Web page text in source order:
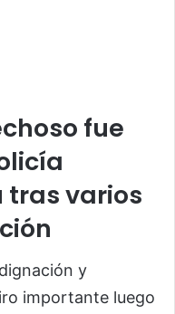
fue
tras varios
y
importante luego